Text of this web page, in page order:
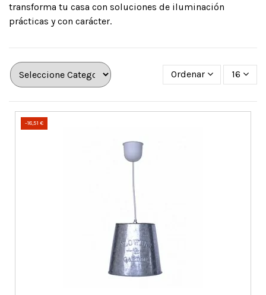
transforma tu casa con soluciones de iluminación
prácticas y con carácter.
Ordenar 16
-18,51 €